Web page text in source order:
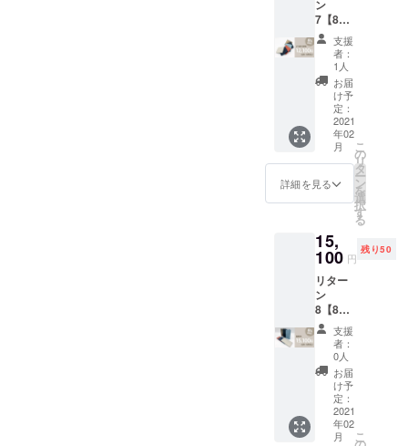
れ選択
くださ
い ・定
価：
29,700
円（税
込）→
10%OF
F（3,10
0円引
き） ・
送料無
ン
7【8%
OFF・
送料無
料】 限
定50個
「ダ
ニー」
コンパ
クト2つ
折り財
布 ・カ
ラーを
選択し
・定
価：
13,200
円（税
込）→
約
8%OFF
（1,100
円引
き） ・
送料無
料（国
内の
み）
支援
者：
1人
お届
け予
定：
2021
年02
月
詳細を見る
こ
の
リ
タ
ー
ン
を
選
択
す
る
15,
100 円
残り50
リター
ン
8【8%
OFF・
送料無
料】 限
定50個
「ダ
ニー」
スマー
ト長財
支援
者：
0人
お届
け予
定：
2021
年02
月
こ